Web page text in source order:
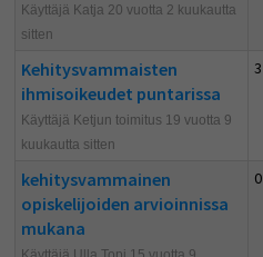
Käyttäjä Katja 20 vuotta 2 kuukautta
sitten
Kehitysvammaisten
ihmisoikeudet puntarissa
Käyttäjä Ketjun toimitus 19 vuotta 9
kuukautta sitten
3
kehitysvammainen
opiskelijoiden arvioinnissa
mukana
0